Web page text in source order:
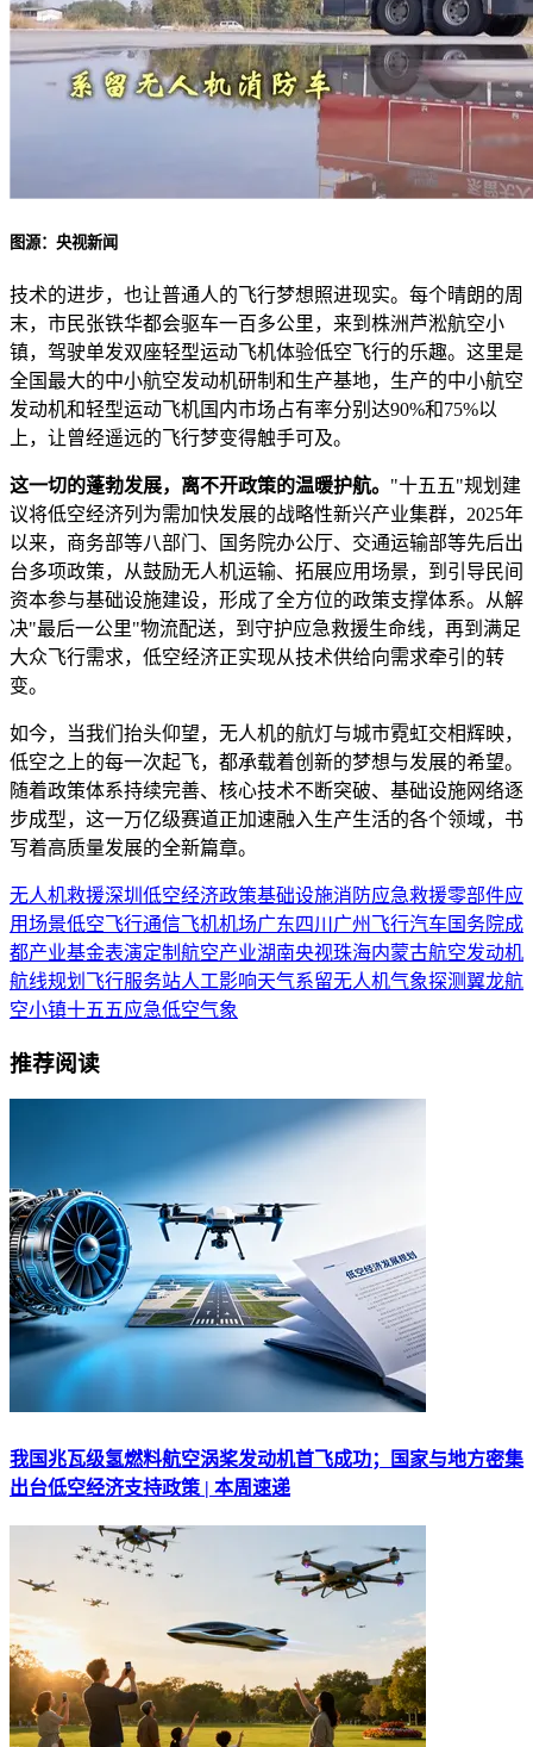
图源：央视新闻
技术的进步，也让普通人的飞行梦想照进现实。每个晴朗的周
末，市民张铁华都会驱车一百多公里，来到株洲芦淞航空小
镇，驾驶单发双座轻型运动飞机体验低空飞行的乐趣。这里是
全国最大的中小航空发动机研制和生产基地，生产的中小航空
发动机和轻型运动飞机国内市场占有率分别达90%和75%以
上，让曾经遥远的飞行梦变得触手可及。
这一切的蓬勃发展，离不开政策的温暖护航。 "十五五"规划建
议将低空经济列为需加快发展的战略性新兴产业集群，2025年
以来，商务部等八部门、国务院办公厅、交通运输部等先后出
台多项政策，从鼓励无人机运输、拓展应用场景，到引导民间
资本参与基础设施建设，形成了全方位的政策支撑体系。从解
决"最后一公里"物流配送，到守护应急救援生命线，再到满足
大众飞行需求，低空经济正实现从技术供给向需求牵引的转
变。
如今，当我们抬头仰望，无人机的航灯与城市霓虹交相辉映，
低空之上的每一次起飞，都承载着创新的梦想与发展的希望。
随着政策体系持续完善、核心技术不断突破、基础设施网络逐
步成型，这一万亿级赛道正加速融入生产生活的各个领域，书
写着高质量发展的全新篇章。
无人机救援深圳 低空经济政策基础设施消防应急救援零部件应
用场景低空飞行通信飞机机场广东四川 广州 飞行汽车 国务院成
都产业基金表演定制 航空产业湖南央视珠海内蒙古航空发动机
航线规划 飞行服务站人工影响天气系留无人机气象探测翼龙航
空小镇十五五应急低空气象
推荐阅读
我国兆瓦级氢燃料航空涡桨发动机首飞成功；国家与地方密集
出台低空经济支持政策 | 本周速递